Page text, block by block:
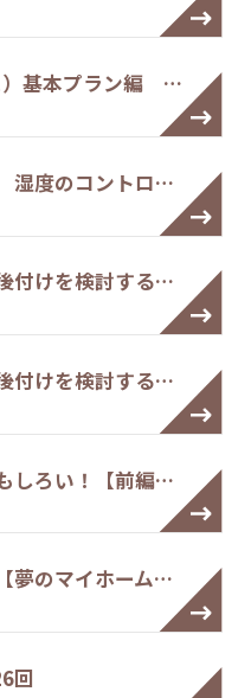
）基本プラン編 …
度のコントロ…
付けを検討する…
付けを検討する…
しろい！【前編…
のマイホーム…
回